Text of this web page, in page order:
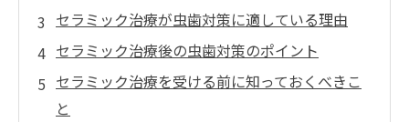
セラミック治療が虫歯対策に適している理由
セラミック治療後の虫歯対策のポイント
セラミック治療を受ける前に知っておくべきこ
と